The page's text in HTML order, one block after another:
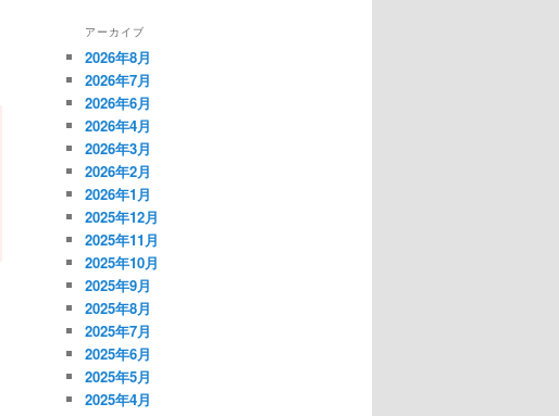
アーカイブ
2026年8月
2026年7月
2026年6月
2026年4月
2026年3月
2026年2月
2026年1月
2025年12月
2025年11月
2025年10月
2025年9月
2025年8月
2025年7月
2025年6月
2025年5月
2025年4月